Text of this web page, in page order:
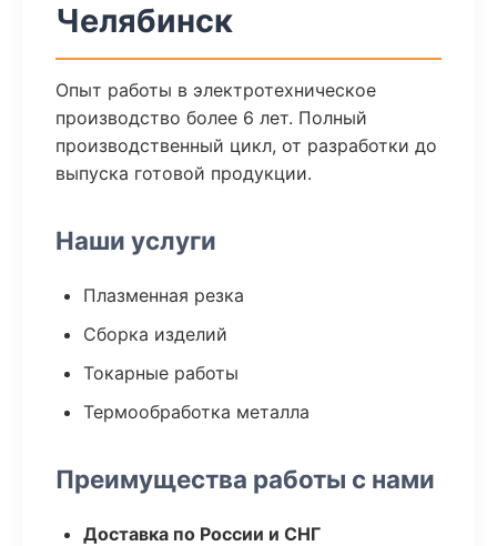
Челябинск
Опыт работы в электротехническое
производство более 6 лет. Полный
производственный цикл, от разработки до
выпуска готовой продукции.
Наши услуги
Плазменная резка
Сборка изделий
Токарные работы
Термообработка металла
Преимущества работы с нами
Доставка по России и СНГ